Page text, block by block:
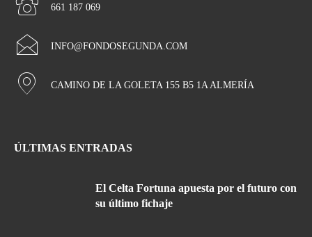
661 187 069
INFO@FONDOSEGUNDA.COM
CAMINO DE LA GOLETA 155 B5 1A ALMERÍA
ÚLTIMAS ENTRADAS
El Celta Fortuna apuesta por el futuro con
su último fichaje